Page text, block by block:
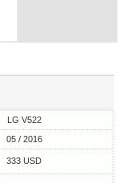
LG V522
05 / 2016
333 USD